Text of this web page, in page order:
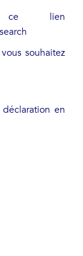
lien
souhaitez
en